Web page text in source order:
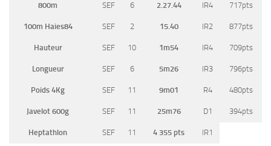
800m SEF 6 2.27.44 IR4 717pts
100m Haies84 SEF 2 15.40 IR2 877pts
Hauteur SEF 10 1m54 IR4 709pts
Longueur SEF 6 5m26 IR3 796pts
Poids 4Kg SEF 11 9m01 R4 480pts
Javelot 600g SEF 11 25m76 D1 394pts
Heptathlon SEF 11 4 355 pts IR1